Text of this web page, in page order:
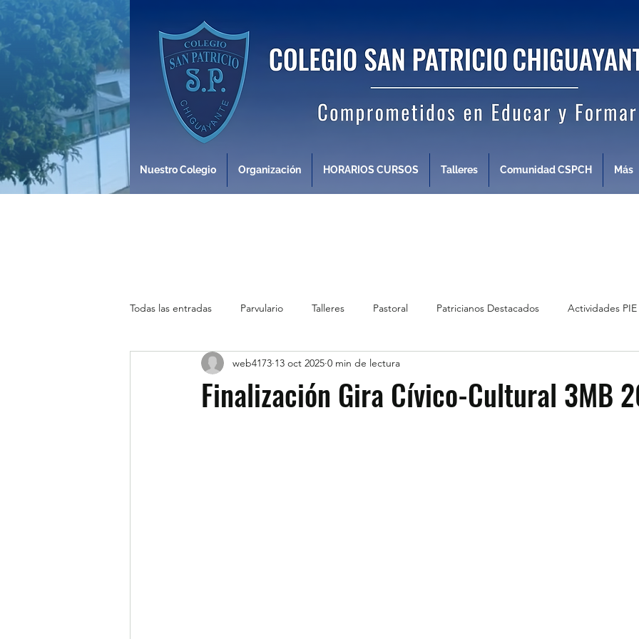
Nuestro Colegio Organización HORARIOS CURSOS Talleres Comunidad CSPCH Más
Todas las entradas Parvulario Talleres Pastoral Patricianos Destacados Actividades PIE
Finalización Gira Cívico-Cultural 3MB
web4173 13 oct 2025 0 min de lectura